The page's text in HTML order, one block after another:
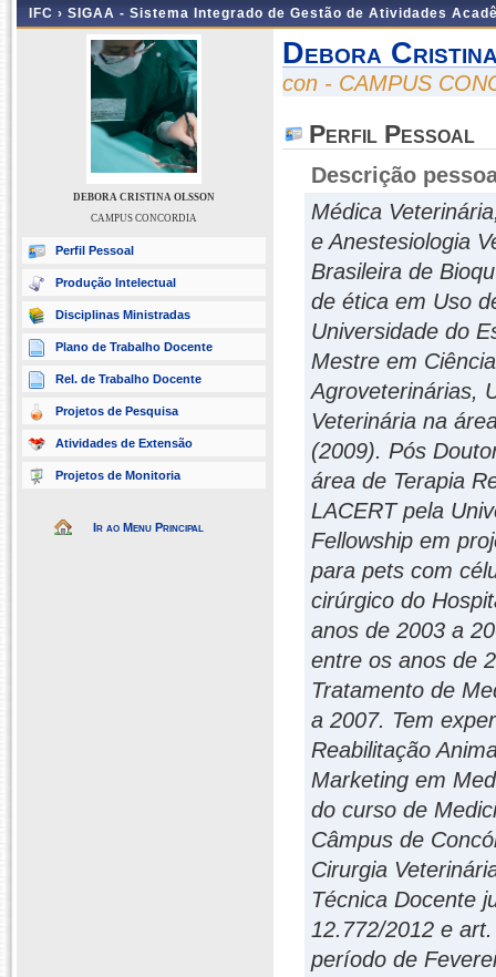
IFC › SIGAA - Sistema Integrado de Gestão de Atividades
DEBORA CRISTINA OLSSON
CAMPUS CONCORDIA
Perfil Pessoal
Produção Intelectual
Disciplinas Ministradas
Plano de Trabalho Docente
Rel. de Trabalho Docente
Projetos de Pesquisa
Atividades de Extensão
Projetos de Monitoria
Ir ao Menu Principal
Debora
con - CAMPUS
Perfil Pessoal
Descrição
Médica
e Anestesiologia
Brasileira de
de ética em Uso
Universidade do
Mestre em
Agroveterinárias,
Veterinária na
(2009). Pós
área de Terapia
LACERT pela
Fellowship em
para pets com
cirúrgico do
anos de 2003 a
entre os anos de
Tratamento de
a 2007. Tem
Reabilitação
Marketing em
do curso de
Câmpus de
Cirurgia
Técnica Docente
12.772/2012 e
período de